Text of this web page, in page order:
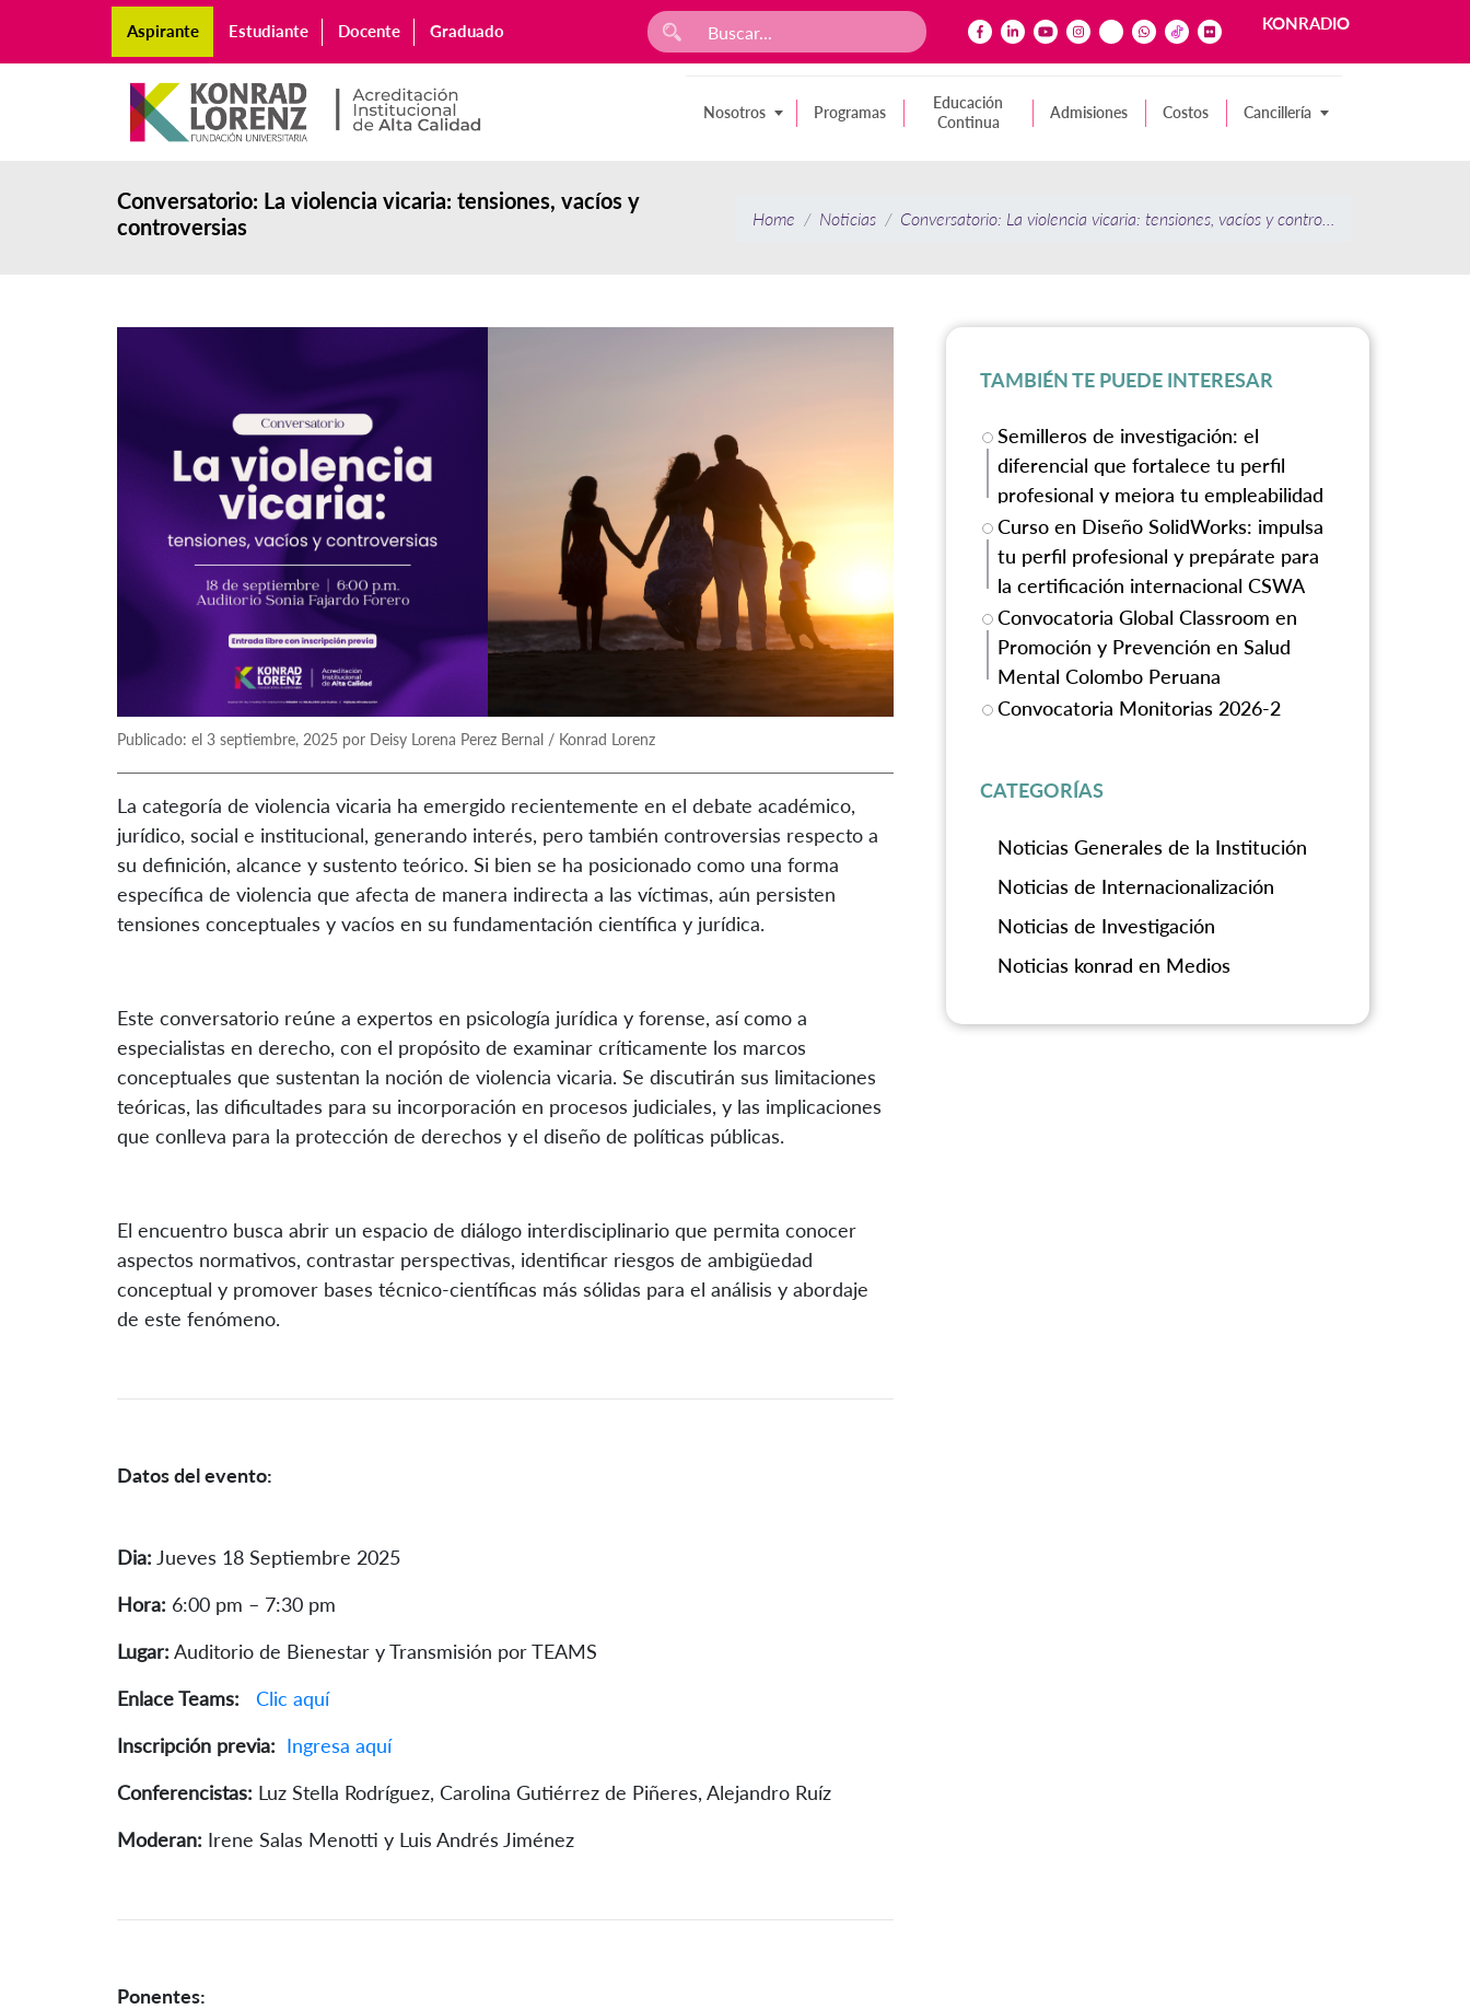
Aspirante Estudiante Docente Graduado KONRADIO
Nosotros Programas
Educación
Continua
Admisiones Costos Cancillería
Conversatorio: La violencia vicaria: tensiones, vacíos y
controversias
Home Noticias Conversatorio: La violencia vicaria: tensiones, vacíos y controversias
Publicado: el 3 septiembre, 2025 por Deisy Lorena Perez Bernal / Konrad Lorenz
La categoría de violencia vicaria ha emergido recientemente en el debate académico,
jurídico, social e institucional, generando interés, pero también controversias respecto a
su definición, alcance y sustento teórico. Si bien se ha posicionado como una forma
específica de violencia que afecta de manera indirecta a las víctimas, aún persisten
tensiones conceptuales y vacíos en su fundamentación científica y jurídica.
Este conversatorio reúne a expertos en psicología jurídica y forense, así como a
especialistas en derecho, con el propósito de examinar críticamente los marcos
conceptuales que sustentan la noción de violencia vicaria. Se discutirán sus limitaciones
teóricas, las dificultades para su incorporación en procesos judiciales, y las implicaciones
que conlleva para la protección de derechos y el diseño de políticas públicas.
El encuentro busca abrir un espacio de diálogo interdisciplinario que permita conocer
aspectos normativos, contrastar perspectivas, identificar riesgos de ambigüedad
conceptual y promover bases técnico-científicas más sólidas para el análisis y abordaje
de este fenómeno.
Datos del evento:
Dia: Jueves 18 Septiembre 2025
Hora: 6:00 pm – 7:30 pm
Lugar: Auditorio de Bienestar y Transmisión por TEAMS
Enlace Teams: Clic aquí
Inscripción previa: Ingresa aquí
Conferencistas: Luz Stella Rodríguez, Carolina Gutiérrez de Piñeres, Alejandro Ruíz
Moderan: Irene Salas Menotti y Luis Andrés Jiménez
Ponentes:
TAMBIÉN TE PUEDE INTERESAR
Semilleros de investigación: el
diferencial que fortalece tu perfil
profesional y mejora tu empleabilidad
Curso en Diseño SolidWorks: impulsa
tu perfil profesional y prepárate para
la certificación internacional CSWA
Convocatoria Global Classroom en
Promoción y Prevención en Salud
Mental Colombo Peruana
Convocatoria Monitorias 2026-2
CATEGORÍAS
Noticias Generales de la Institución
Noticias de Internacionalización
Noticias de Investigación
Noticias konrad en Medios